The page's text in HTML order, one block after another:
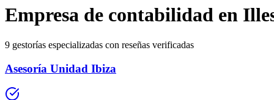
Empresa de contabilidad en
9 gestorías especializadas con reseñas verificadas
Asesoría Unidad Ibiza